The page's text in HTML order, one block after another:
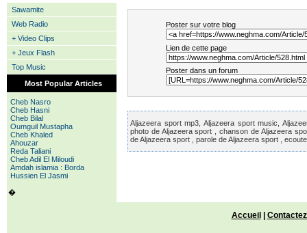
Sawamite
Web Radio
+ Video Clips
+ Jeux Flash
Top Music
Most Popular Articles
Cheb Nasro
Cheb Hasni
Cheb Bilal
Oumguil Mustapha
Cheb Khaled
Ahouzar
Reda Taliani
Cheb Adil El Miloudi
Amdah islamia : Borda
Hussien El Jasmi
�
Poster sur votre blog
Lien de cette page
Poster dans un forum
Aljazeera sport mp3, Aljazeera sport music,
photo de Aljazeera sport , chanson de Aljazeera
de Aljazeera sport , parole de Aljazeera sport ,
Accueil|